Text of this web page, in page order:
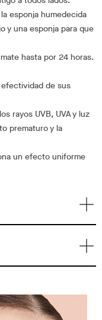
esponja humedecida
y una esponja para que
hasta por 24 horas.
de sus
rayos UVB, UVA y luz
prematuro y la
un efecto uniforme